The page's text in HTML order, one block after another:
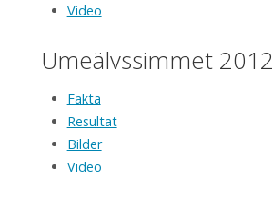
Video
Umeälvssimmet 2012
Fakta
Resultat
Bilder
Video